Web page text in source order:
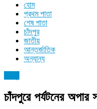
হোম
প্রথম পাতা
শেষ পাতা
চাঁদপুর
জাতীয়
আন্তর্জাতিক
অন্যান্য
চাঁদপুরে পর্যটনের